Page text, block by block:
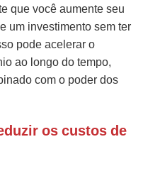
que você aumente seu
um investimento sem ter
pode acelerar o
ao longo do tempo,
com o poder dos
os custos de